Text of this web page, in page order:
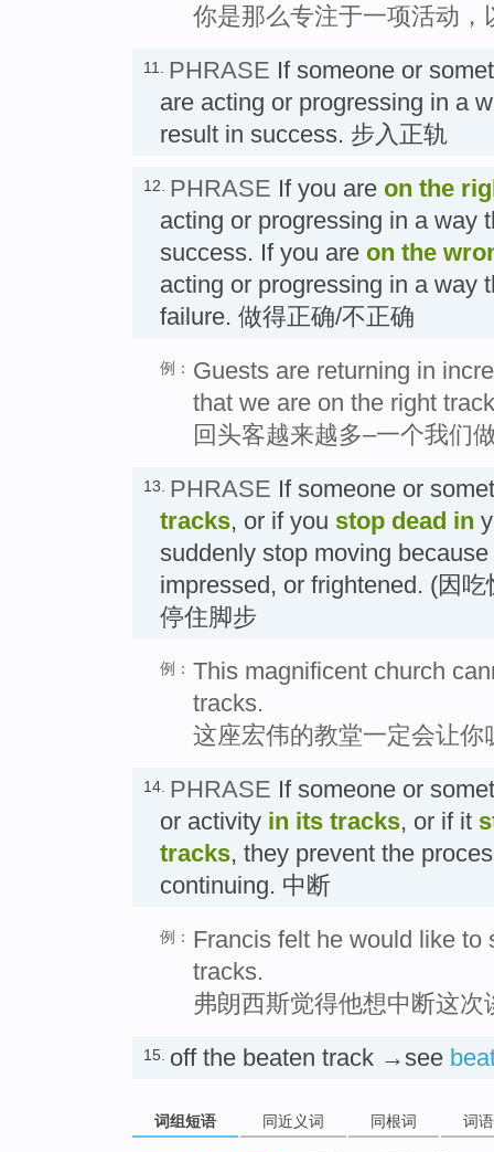
你是那么专注于一项活动，
11. PHRASE If someone or
are acting or progressing in a
result in success. 步入正轨
12. PHRASE If you are on the
acting or progressing in a way
success. If you are on the
acting or progressing in a way
failure. 做得正确/不正确
例： Guests are returning in
that we are on the right
回头客越来越多–一个我们
13. PHRASE If someone or
tracks, or if you stop dead in
suddenly stop moving
impressed, or frightened. (因
停住脚步
例： This magnificent church
tracks.
这座宏伟的教堂一定会让你
14. PHRASE If someone or
or activity in its tracks, or if it
tracks, they prevent the
continuing. 中断
例： Francis felt he would like
tracks.
弗朗西斯觉得他想中断这次
15. off the beaten track →see
词组短语 同近义词 同根词 词